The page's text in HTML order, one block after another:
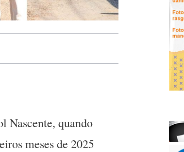
Nascente, quando
meses de 2025